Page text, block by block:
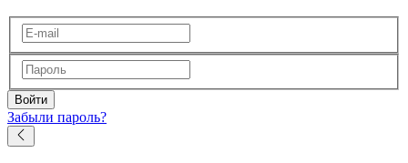
Войти
Забыли пароль?